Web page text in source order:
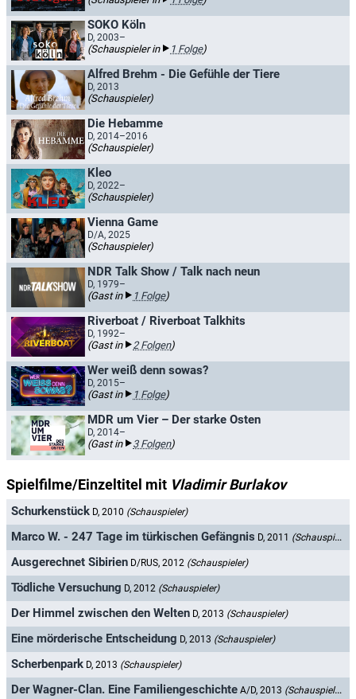
SOKO Köln
D, 2003–
(Schauspieler in 1 Folge)
Alfred Brehm - Die Gefühle der Tiere
D, 2013
(Schauspieler)
Die Hebamme
D, 2014–2016
(Schauspieler)
Kleo
D, 2022–
(Schauspieler)
Vienna Game
D/A, 2025
(Schauspieler)
NDR Talk Show / Talk nach neun
D, 1979–
(Gast in 1 Folge)
Riverboat / Riverboat Talkhits
D, 1992–
(Gast in 2 Folgen)
Wer weiß denn sowas?
D, 2015–
(Gast in 1 Folge)
MDR um Vier – Der starke Osten
D, 2014–
(Gast in 3 Folgen)
Spielfilme/Einzeltitel mit Vladimir Burlakov
Schurkenstück D, 2010 (Schauspieler)
Marco W. - 247 Tage im türkischen Gefängnis D, 2011 (Schauspieler)
Ausgerechnet Sibirien D/RUS, 2012 (Schauspieler)
Tödliche Versuchung D, 2012 (Schauspieler)
Der Himmel zwischen den Welten D, 2013 (Schauspieler)
Eine mörderische Entscheidung D, 2013 (Schauspieler)
Scherbenpark D, 2013 (Schauspieler)
Der Wagner-Clan. Eine Familiengeschichte A/D, 2013 (Schauspieler)